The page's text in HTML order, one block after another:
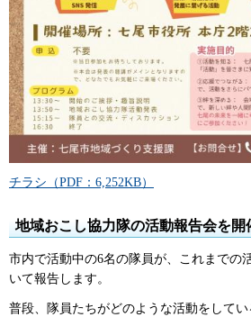
チラシ（PDF：6,252KB）
地域おこし協力隊の活動報告会を開
市内で活動中の6名の隊員が、これまでの
いて報告します。
普段、隊員たちがどのような活動をして